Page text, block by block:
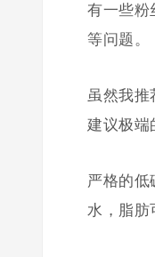
有一些粉
等问题。
虽然我推
建议极端
严格的低
水，脂肪